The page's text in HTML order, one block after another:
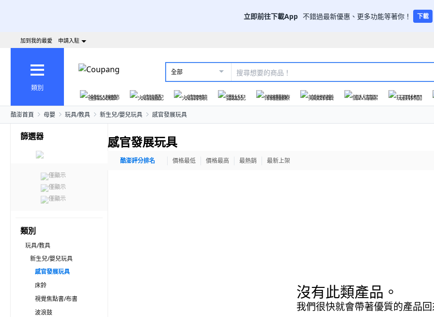
立即前往下載App 不錯過最新優惠、更多功能等著你！ 下載
加到我的最愛 申請入駐
類別
全部
爸氣父親節 火箭速配 火箭跨境 嬰幼兒 保健醫療 美妝保養 個人清潔 玩具休閒
酷澎首頁 母嬰 玩具/教具 新生兒/嬰兒玩具 感官發展玩具
篩選器
僅顯示
僅顯示
僅顯示
類別
玩具/教具
新生兒/嬰兒玩具
感官發展玩具
床鈴
視覺焦點書/布書
波浪鼓
感官發展玩具
酷澎評分排名 價格最低 價格最高 最熱銷 最新上架
沒有此類產品。
我們很快就會帶著優質的產品